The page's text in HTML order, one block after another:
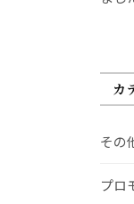
カ
その
プロ